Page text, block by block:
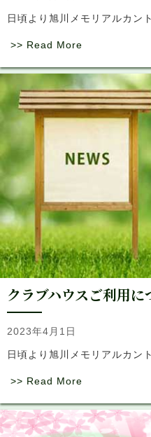
日頃より旭川メモリアルカン
>> Read More
クラブハウスご利用に
2023年4月1日
日頃より旭川メモリアルカン
>> Read More